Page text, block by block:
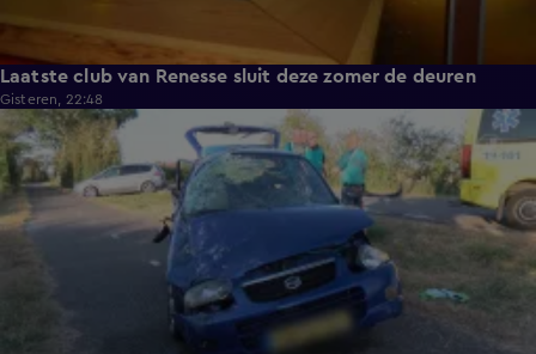
Laatste club van Renesse sluit deze zomer de deuren
Gisteren, 22:48
0:30